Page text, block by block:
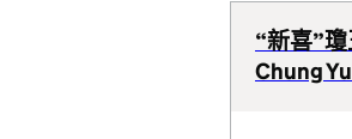
“新喜”
Chung